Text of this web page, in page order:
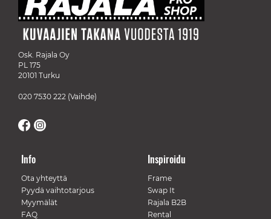
Osk. Rajala Oy
PL 175
20101 Turku
020 7530 222 (Vaihde)
Info
Ota yhteyttä
Pyydä vaihtotarjous
Myymälät
FAQ
Inspiroidu
Frame
Swap It
Rajala B2B
Rental